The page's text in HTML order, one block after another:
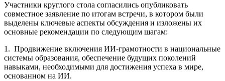
Участники круглого стола согласились опубликовать
совместное заявление по итогам встречи, в котором были
выделены ключевые аспекты обсуждения и изложены их
основные рекомендации по следующим шагам:
1. Продвижение включения ИИ-грамотности в национальные
системы образования, обеспечение будущих поколений
навыками, необходимыми для достижения успеха в мире,
основанном на ИИ.